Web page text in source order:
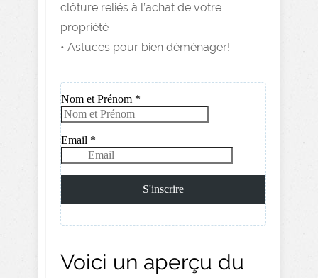
clôture reliés à l’achat de votre
propriété
• Astuces pour bien déménager!
Voici un aperçu du